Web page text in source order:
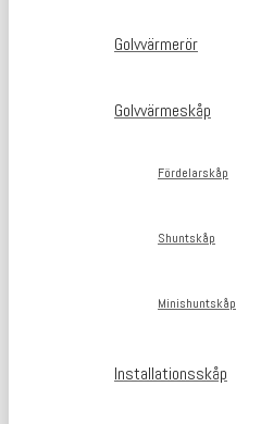
Golvvärmerör
Golvvärmeskåp
Fördelarskåp
Shuntskåp
Minishuntskåp
Installationsskåp